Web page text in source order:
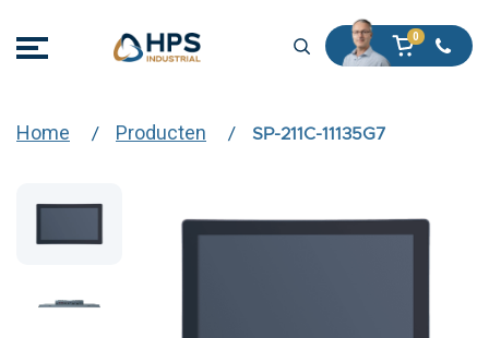
Home Producten SP-211C-11135G7